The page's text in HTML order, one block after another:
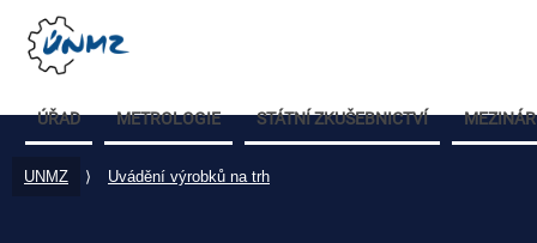
ÚŘAD METROLOGIE STÁTNÍ ZKUŠEBNICTVÍ
UNMZ ⟩ Uvádění výrobků na trh